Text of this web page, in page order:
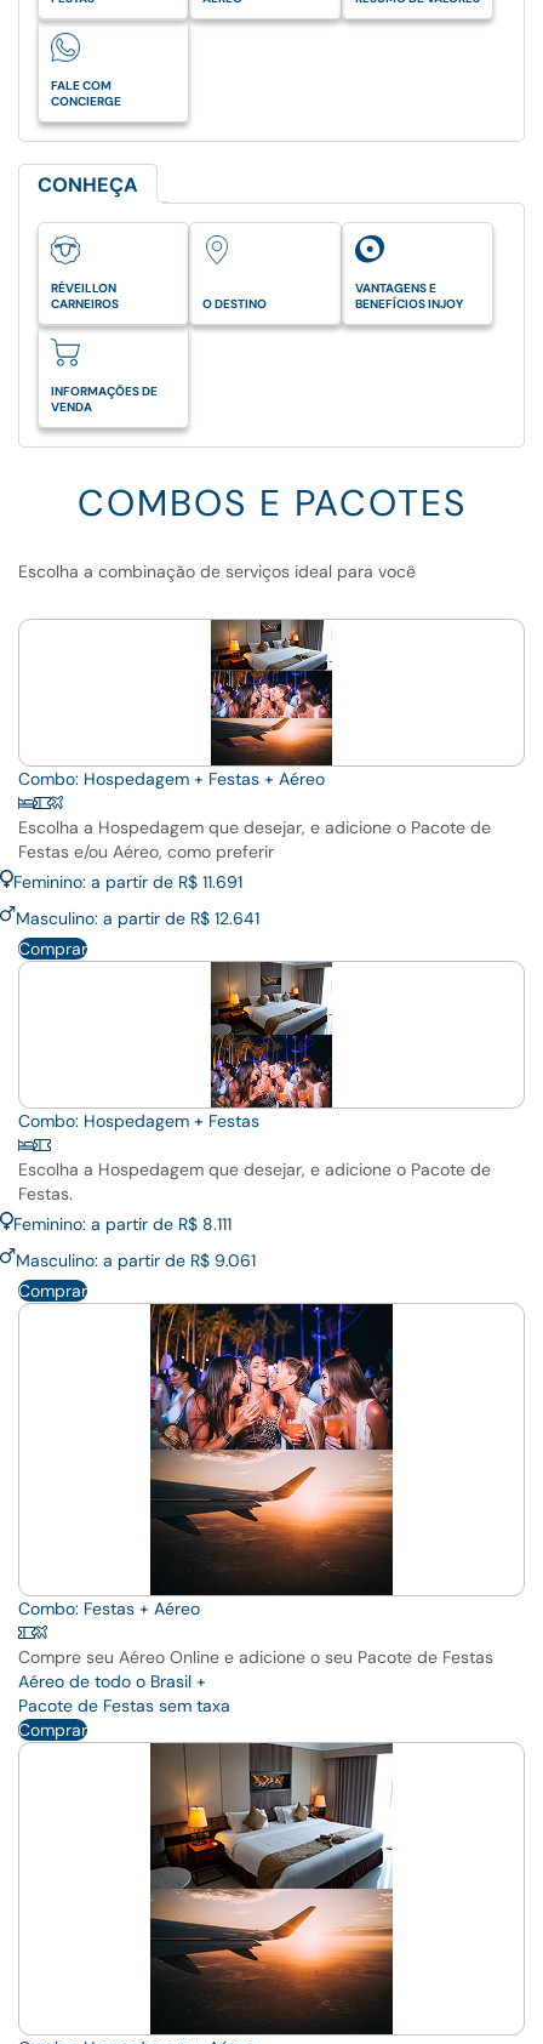
FALE COM
CONCIERGE
CONHEÇA
RÉVEILLON
CARNEIROS
O DESTINO
VANTAGENS E
BENEFÍCIOS INJOY
INFORMAÇÕES DE
VENDA
COMBOS E PACOTES
Escolha a combinação de serviços ideal para você
Combo: Hospedagem + Festas + Aéreo
Escolha a Hospedagem que desejar, e adicione o Pacote de
Festas e/ou Aéreo, como preferir
Feminino: a partir de R$ 11.691
Masculino: a partir de R$ 12.641
Comprar
Combo: Hospedagem + Festas
Escolha a Hospedagem que desejar, e adicione o Pacote de
Festas.
Feminino: a partir de R$ 8.111
Masculino: a partir de R$ 9.061
Comprar
Combo: Festas + Aéreo
Compre seu Aéreo Online e adicione o seu Pacote de Festas
Aéreo de todo o Brasil +
Pacote de Festas sem taxa
Comprar